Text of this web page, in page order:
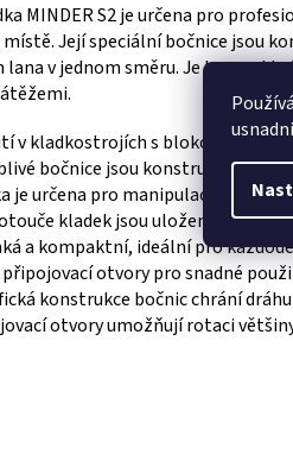
MINDER S2 je určena pro
Její speciální bočnice jsou
v jednom směru. Je
v kladkostrojích s blokováním
bočnice jsou konstruovány pro
je určena pro manipulaci se
kladek jsou uloženy na
a kompaktní, ideální pro
připojovací otvory pro snadné
konstrukce bočnic chrání
otvory umožňují rotaci